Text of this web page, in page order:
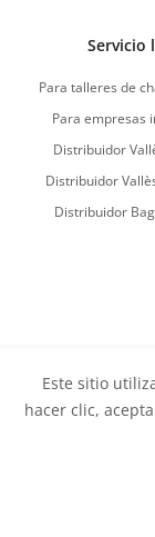
Servicio
Para talleres de
Para empresas
Distribuidor
Distribuidor
Distribuidor
Este sitio
hacer clic,